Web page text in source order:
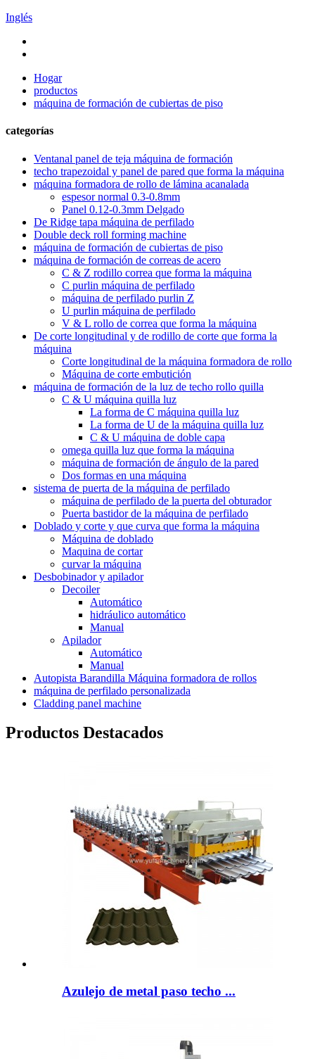
Inglés
Hogar
productos
máquina de formación de cubiertas de piso
categorías
Ventanal panel de teja máquina de formación
techo trapezoidal y panel de pared que forma la máquina
máquina formadora de rollo de lámina acanalada
espesor normal 0.3-0.8mm
Panel 0.12-0.3mm Delgado
De Ridge tapa máquina de perfilado
Double deck roll forming machine
máquina de formación de cubiertas de piso
máquina de formación de correas de acero
C & Z rodillo correa que forma la máquina
C purlin máquina de perfilado
máquina de perfilado purlin Z
U purlin máquina de perfilado
V & L rollo de correa que forma la máquina
De corte longitudinal y de rodillo de corte que forma la
máquina
Corte longitudinal de la máquina formadora de rollo
Máquina de corte embutición
máquina de formación de la luz de techo rollo quilla
C & U máquina quilla luz
La forma de C máquina quilla luz
La forma de U de la máquina quilla luz
C & U máquina de doble capa
omega quilla luz que forma la máquina
máquina de formación de ángulo de la pared
Dos formas en una máquina
sistema de puerta de la máquina de perfilado
máquina de perfilado de la puerta del obturador
Puerta bastidor de la máquina de perfilado
Doblado y corte y que curva que forma la máquina
Máquina de doblado
Maquina de cortar
curvar la máquina
Desbobinador y apilador
Decoiler
Automático
hidráulico automático
Manual
Apilador
Automático
Manual
Autopista Barandilla Máquina formadora de rollos
máquina de perfilado personalizada
Cladding panel machine
Productos Destacados
Azulejo de metal paso techo ...